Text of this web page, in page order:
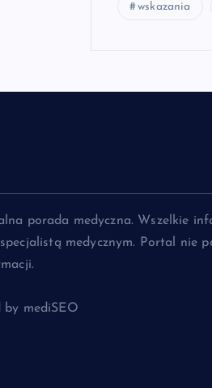
wskazania
porada medyczna. Wszelkie
medycznym. Portal nie
mediSEO